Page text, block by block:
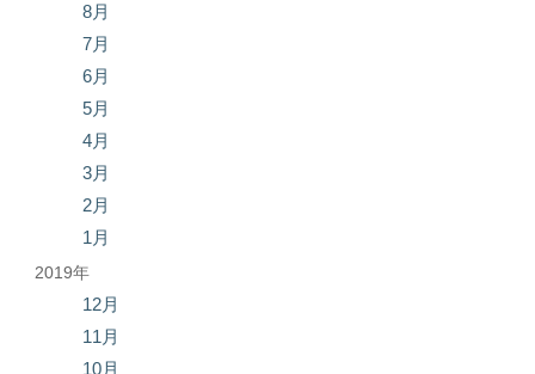
8月
7月
6月
5月
4月
3月
2月
1月
2019年
12月
11月
10月